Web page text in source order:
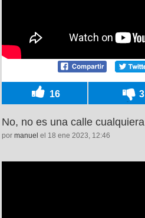
16 3
No, no es una calle cualquiera
por manuel el 18 ene 2023, 12:46